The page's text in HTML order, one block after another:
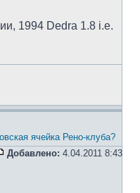
1994 Dedra 1.8 i.e.
ячейка Рено-клуба?
Добавлено: 4.04.2011 8:43